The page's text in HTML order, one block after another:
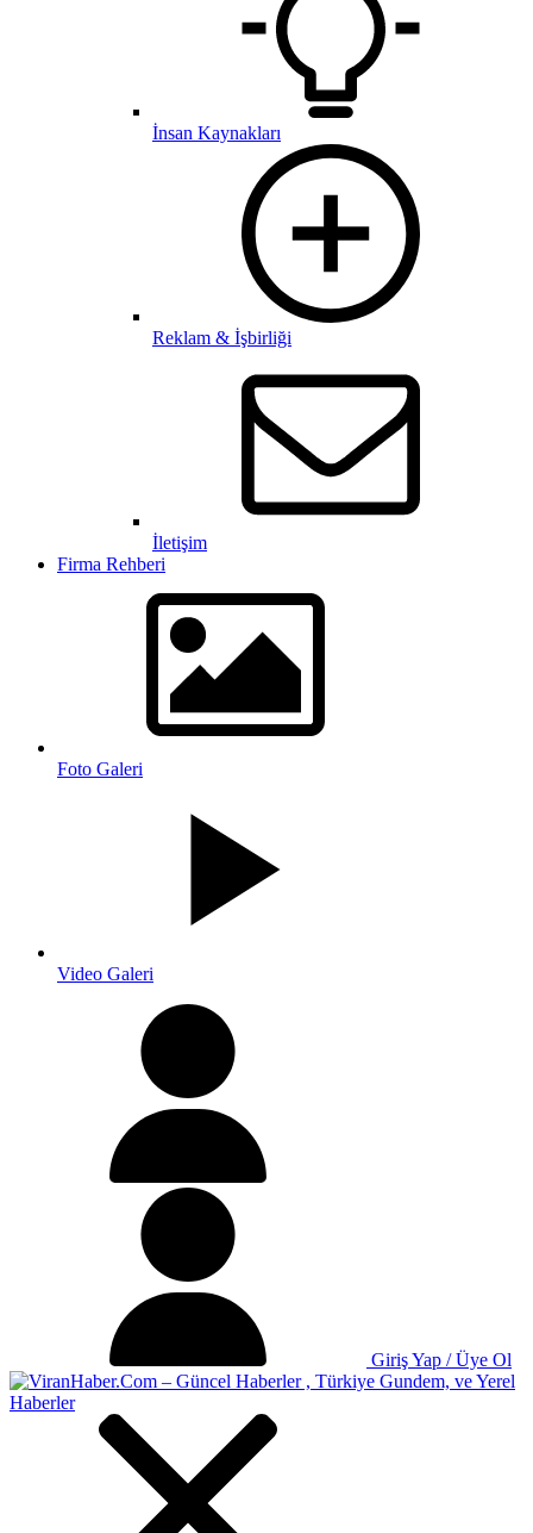
İnsan Kaynakları
Reklam & İşbirliği
İletişim
Firma Rehberi
Foto Galeri
Video Galeri
Giriş Yap / Üye Ol